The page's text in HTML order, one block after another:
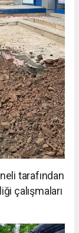
tarafından
çalışmaları